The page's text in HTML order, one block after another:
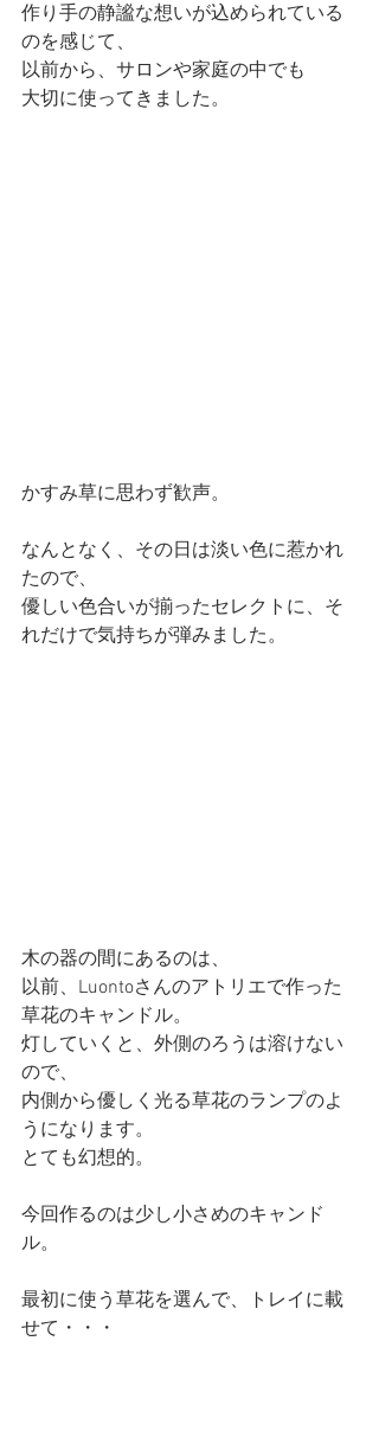
作り手の静謐な想いが込められている
のを感じて、
以前から、サロンや家庭の中でも
大切に使ってきました。
かすみ草に思わず歓声。
なんとなく、その日は淡い色に惹かれ
たので、
優しい色合いが揃ったセレクトに、そ
れだけで気持ちが弾みました。
木の器の間にあるのは、
以前、Luontoさんのアトリエで作った
草花のキャンドル。
灯していくと、外側のろうは溶けない
ので、
内側から優しく光る草花のランプのよ
うになります。
とても幻想的。
今回作るのは少し小さめのキャンド
ル。
最初に使う草花を選んで、トレイに載
せて・・・